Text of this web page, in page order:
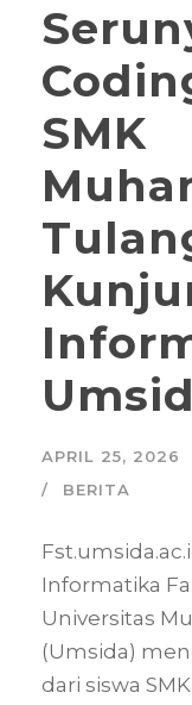
SMK
APRIL 25, 2026
BERITA
Informatika
Universitas
(Umsida)
dari siswa